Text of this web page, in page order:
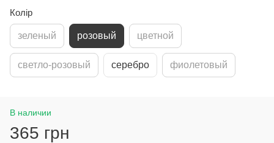
Колір
зеленый розовый цветной
светло-розовый серебро фиолетовый
В наличии
365 грн